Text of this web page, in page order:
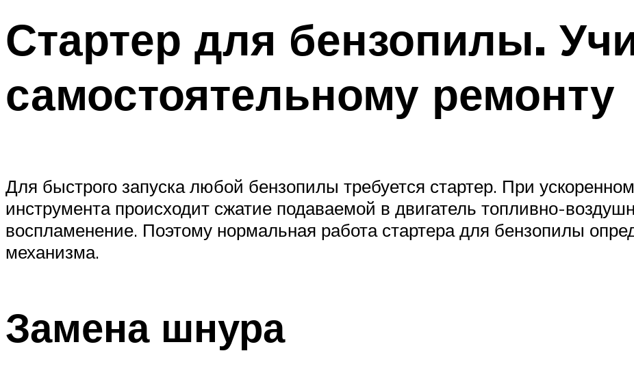
Стартер для бензопилы.
самостоятельному ремонту
Для быстрого запуска любой бензопилы требуется стартер. При
инструмента происходит сжатие подаваемой в двигатель топливно-
воспламенение. Поэтому нормальная работа стартера для бензопилы
механизма.
Замена шнура